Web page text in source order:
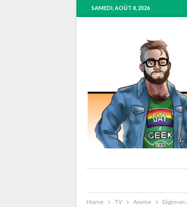
SAMEDI, AOÛT 8, 2026
Home TV Anime Digimon